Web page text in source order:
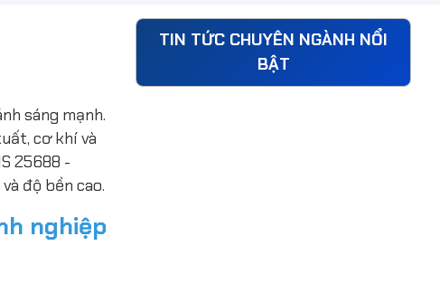
sáng mạnh.
cơ khí và
25688 -
độ bền cao.
nghiệp
TIN TỨC CHUYÊN NGÀNH NỔI
BẬT